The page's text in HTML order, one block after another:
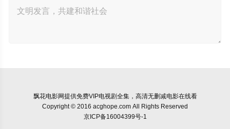
飘花电影网提供免费VIP电视剧全集，高清无删减电影在线看
Copyright © 2016 acghope.com All Rights Reserved
京ICP备16004399号-1